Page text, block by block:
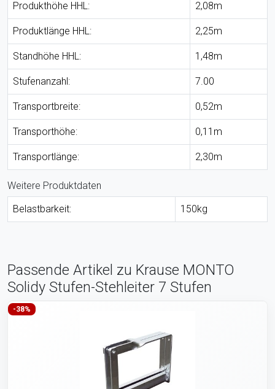
Produkthöhe HHL: 2,08m
Produktlänge HHL: 2,25m
Standhöhe HHL: 1,48m
Stufenanzahl: 7.00
Transportbreite: 0,52m
Transporthöhe: 0,11m
Transportlänge: 2,30m
Weitere Produktdaten
Belastbarkeit:
150kg
Passende Artikel zu Krause MONTO
Solidy Stufen-Stehleiter 7 Stufen
-38%